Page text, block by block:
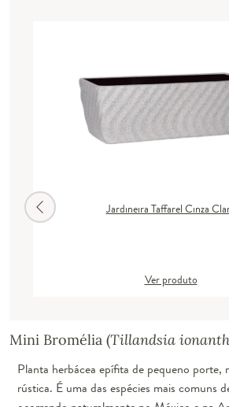
Jardineira Taffarel Cinza
Ver produto
Mini Bromélia (Tillandsia
Planta herbácea epífita de pequeno porte,
rústica. É uma das espécies mais comuns